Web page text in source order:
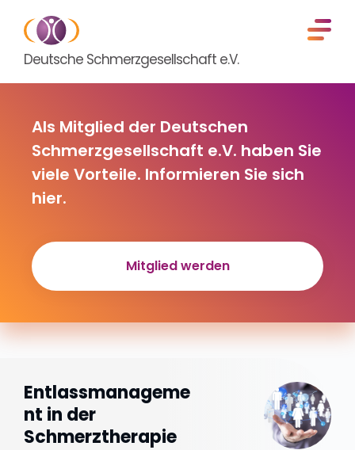
Deutsche Schmerzgesellschaft e.V.
Als Mitglied der Deutschen
Schmerzgesellschaft e.V. haben Sie
viele Vorteile. Informieren Sie sich
hier.
Mitglied werden
Entlassmanageme
nt in der
Schmerztherapie